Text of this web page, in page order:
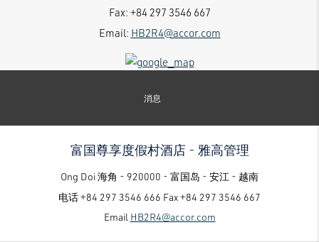
Fax: +84 297 3546 667
Email: HB2R4@accor.com
消息
富国尊享度假村酒店 - 雅高管理
Ong Doi 海角 - 920000 - 富国岛 - 安江 - 越南
电话+84 297 3546 666 Fax+84 297 3546 667
Email HB2R4@accor.com